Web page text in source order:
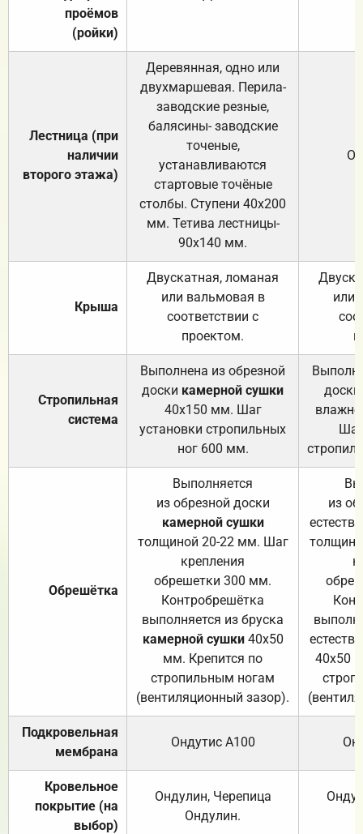
проёмов
(ройки)
Лестница (при
наличии
второго этажа)
Деревянная, одно или
двухмаршевая. Перила-
заводские резные,
балясины- заводские
точеные,
устанавливаются
стартовые точёные
столбы. Ступени 40х200
мм. Тетива лестницы-
90х140 мм.
Крыша
Двускатная, ломаная
или вальмовая в
соответствии с
проектом.
или
Стропильная
система
Выполнена из обрезной
доски камерной сушки
40х150 мм. Шаг
установки стропильных
ног 600 мм.
доски
Обрешётка
Выполняется
из обрезной доски
камерной сушки
толщиной 20-22 мм. Шаг
крепления
обрешетки 300 мм.
Контробрешётка
выполняется из бруска
камерной сушки40х50
мм. Крепится по
стропильным ногам
(вентиляционный зазор).
из
40х50
Подкровельная
мембрана
Ондутис А100
Кровельное
покрытие (на
выбор)
Ондулин, Черепица
Ондулин.